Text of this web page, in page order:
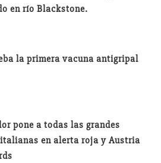
en río Blackstone.
la primera vacuna antigripal
pone a todas las grandes
en alerta roja y Austria